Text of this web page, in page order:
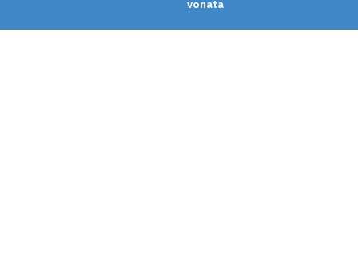
vonata